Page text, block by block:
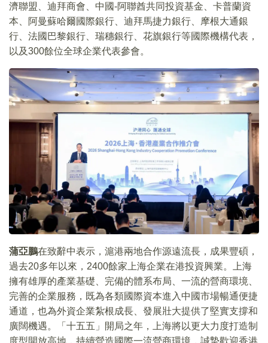
濟聯盟、迪拜商會、中國-阿聯酋共同投資基金、卡普蘭資
本、阿曼蘇哈爾國際銀行、迪拜馬捷力銀行、摩根大通銀
行、法國巴黎銀行、瑞穗銀行、花旗銀行等國際機構代表，
以及300餘位全球企業代表參會。
蒲亞鵬在致辭中表示，滬港兩地合作源遠流長，成果豐碩，
過去20多年以來，2400餘家上海企業在港投資興業。上海
擁有雄厚的產業基礎、完備的體系布局、一流的營商環境、
完善的企業服務，既為各類國際資本進入中國市場暢通便捷
通道，也為外資企業紮根成長、發展壯大提供了堅實支撐和
廣闊機遇。「十五五」開局之年，上海將以更大力度打造制